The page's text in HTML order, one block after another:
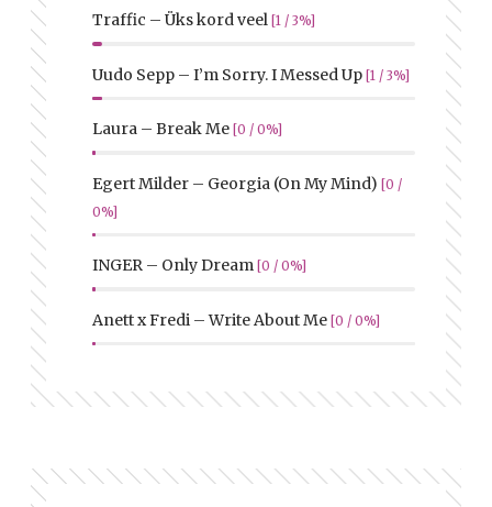
Traffic – Üks kord veel [1 / 3%]
Uudo Sepp – I’m Sorry. I Messed Up [1 / 3%]
Laura – Break Me [0 / 0%]
Egert Milder – Georgia (On My Mind) [0 /
0%]
INGER – Only Dream [0 / 0%]
Anett x Fredi – Write About Me [0 / 0%]